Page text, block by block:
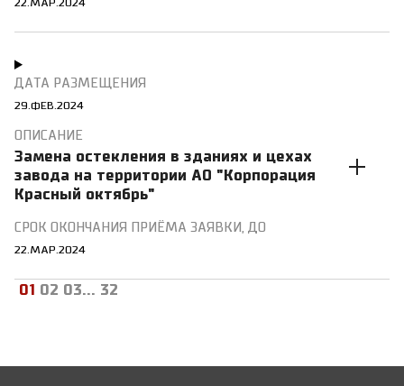
22.МАР.2024
29.ФЕВ.2024
Замена остекления в зданиях и цехах
завода на территории АО "Корпорация
Красный октябрь"
22.МАР.2024
01 02 03... 32